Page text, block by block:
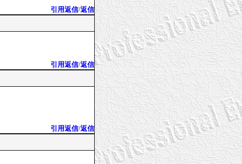
引用返信/返信
引用返信/返信
引用返信/返信